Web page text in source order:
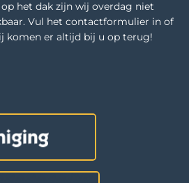
het dak zijn wij overdag niet
Vul het contactformulier in of
komen er altijd bij u op terug!